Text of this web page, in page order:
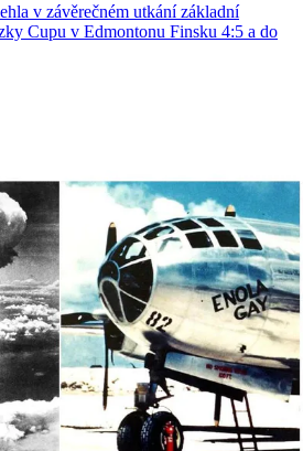
v závěrečném utkání základní
Cupu v Edmontonu Finsku 4:5 a do